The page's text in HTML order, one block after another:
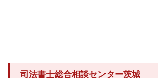
司法書士総合相談センター茨城